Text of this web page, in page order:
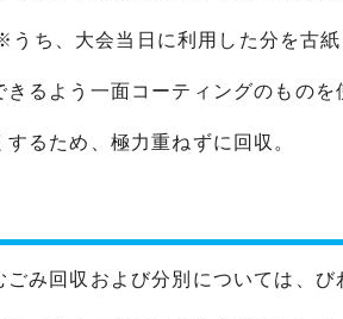
ち、大会当日に利用した分を古紙
るよう一面コーティングのものを
るため、極力重ねずに回収。
ごみ回収および分別については、